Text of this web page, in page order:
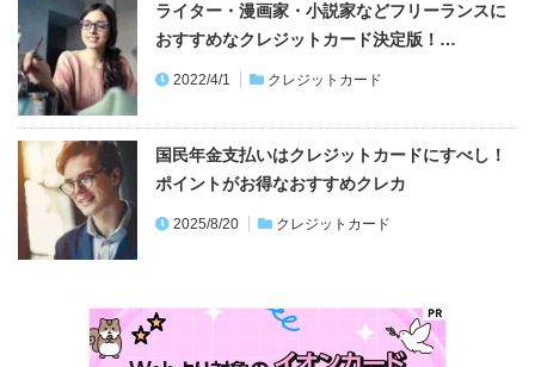
ライター・漫画家・小説家などフリーランスに
おすすめなクレジットカード決定版！…
2022/4/1 クレジットカード
国民年金支払いはクレジットカードにすべし！
ポイントがお得なおすすめクレカ
2025/8/20 クレジットカード